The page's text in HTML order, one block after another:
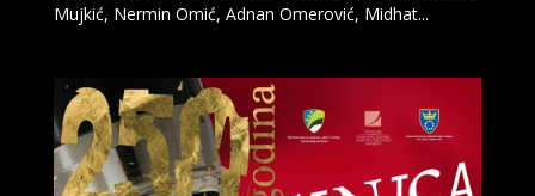
Mujkić, Nermin Omić, Adnan Omerović, Midhat...